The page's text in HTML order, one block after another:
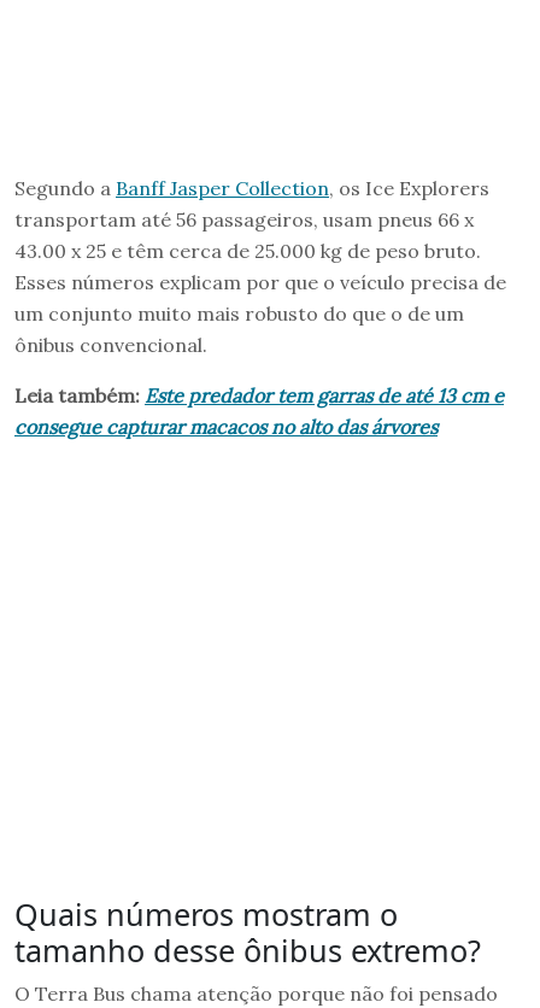
Segundo a Banff Jasper Collection, os Ice Explorers
transportam até 56 passageiros, usam pneus 66 x
43.00 x 25 e têm cerca de 25.000 kg de peso bruto.
Esses números explicam por que o veículo precisa de
um conjunto muito mais robusto do que o de um
ônibus convencional.
Leia também: Este predador tem garras de até 13 cm e
consegue capturar macacos no alto das árvores
Quais números mostram o
tamanho desse ônibus extremo?
O Terra Bus chama atenção porque não foi pensado